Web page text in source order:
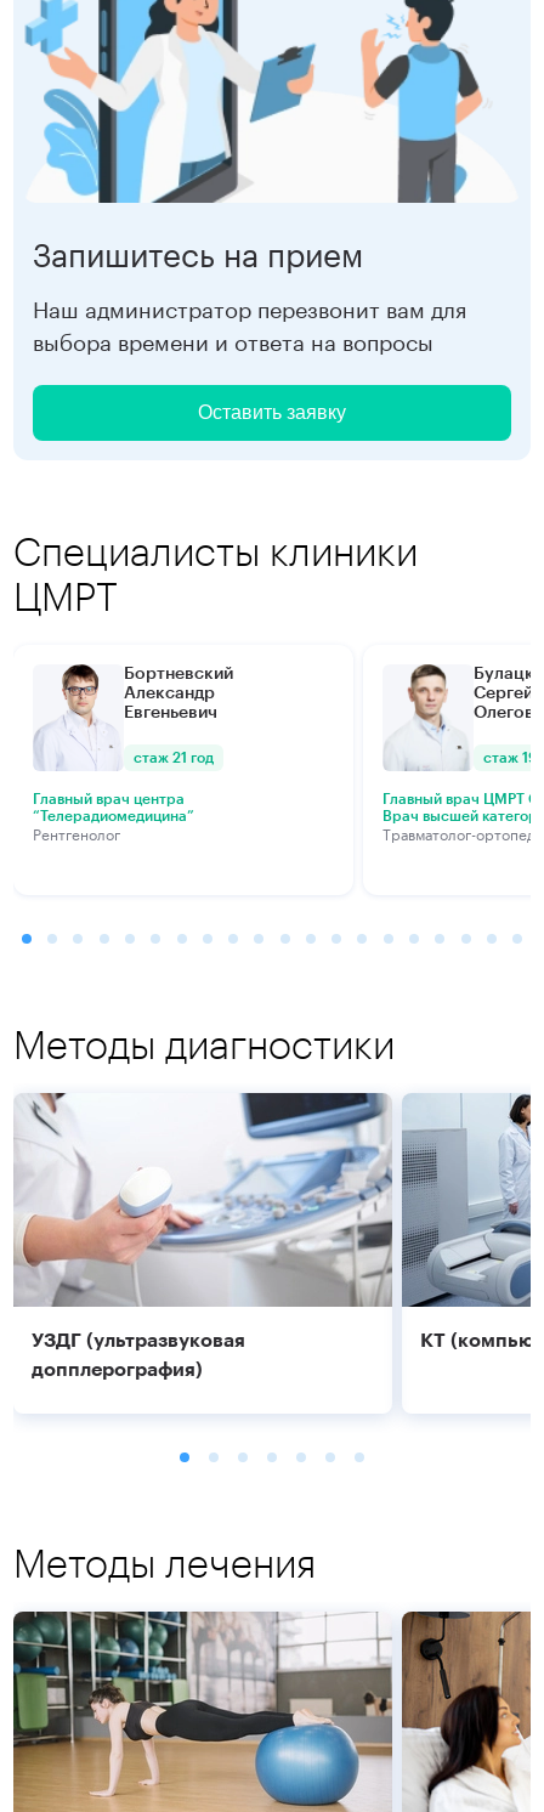
Запишитесь на прием
Наш администратор перезвонит вам для
выбора времени и ответа на вопросы
Оставить заявку
Специалисты клиники
ЦМРТ
Бортневский
Александр
Евгеньевич
стаж 21 год
Главный врач центра
“Телерадиомедицина”
Рентгенолог
Сергей
стаж 19
Главный врач ЦМРТ
Врач высшей
Травматолог-ортопед
Методы диагностики
УЗДГ (ультразвуковая
допплерография)
Подробнее
КТ
Подробнее
Методы лечения